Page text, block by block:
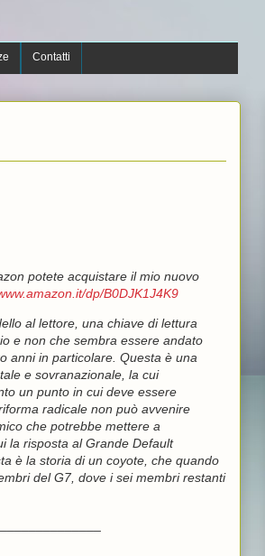
Contatti
potete acquistare il mio nuovo
dp/B0DJK1J4K9
al lettore, una chiave di lettura
e non che sembra essere andato
anni in particolare. Questa è una
e sovranazionale, la cui
un punto in cui deve essere
radicale non può avvenire
che potrebbe mettere a
la risposta al Grande Default
è la storia di un coyote, che quando
del G7, dove i sei membri restanti